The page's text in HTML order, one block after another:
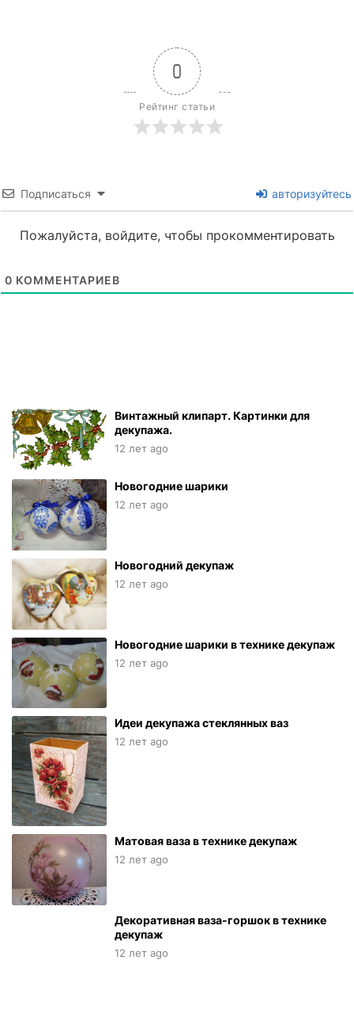
0
Рейтинг статьи
Подписаться авторизуйтесь
Пожалуйста, войдите, чтобы прокомментировать
0 КОММЕНТАРИЕВ
Винтажный клипарт. Картинки для
декупажа.
12 лет ago
Новогодние шарики
12 лет ago
Новогодний декупаж
12 лет ago
Новогодние шарики в технике декупаж
12 лет ago
Идеи декупажа стеклянных ваз
12 лет ago
Матовая ваза в технике декупаж
12 лет ago
Декоративная ваза-горшок в технике
декупаж
12 лет ago